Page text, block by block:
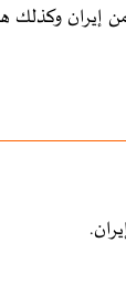
إيران وكذلك